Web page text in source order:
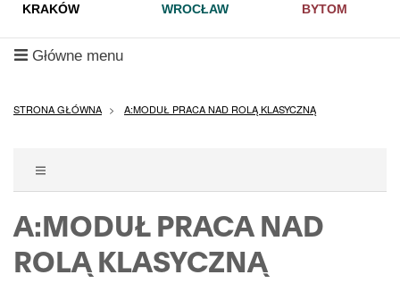
KRAKÓW WROCŁAW BYTOM
mobilne
Główne menu
STRONA GŁÓWNA A:MODUŁ PRACA NAD ROLĄ KLASYCZNĄ
POKAŻ
MENU
A:MODUŁ PRACA NAD
ROLĄ KLASYCZNĄ